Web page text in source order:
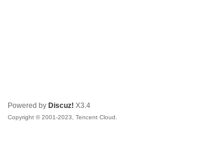
Powered by Discuz! X3.4
Copyright © 2001-2023, Tencent Cloud.